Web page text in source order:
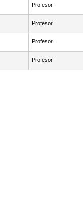
Profesor
Profesor
Profesor
Profesor